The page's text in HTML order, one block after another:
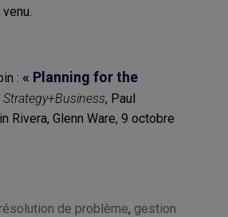
: « Planning for the
Strategy+Business, Paul
Rivera, Glenn Ware, 9 octobre
résolution de problème, gestion